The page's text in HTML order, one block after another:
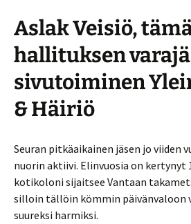
Aslak Veisiö,
hallituksen
sivutoiminen
& Häiriö
Seuran pitkäaikainen jäsen jo viiden
nuorin aktiivi. Elinvuosia on kertynyt
kotikoloni sijaitsee Vantaan
silloin tällöin kömmin päivänvaloon
suureksi harmiksi.